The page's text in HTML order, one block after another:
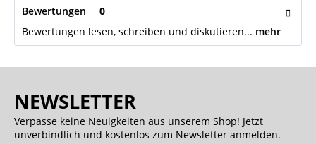
Bewertungen
0
Bewertungen lesen, schreiben und diskutieren... mehr
NEWSLETTER
Verpasse keine Neuigkeiten aus unserem Shop! Jetzt
unverbindlich und kostenlos zum Newsletter anmelden.